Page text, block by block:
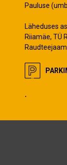
Pauluse
Läheduses
Riiamäe, TÜ
Raudteejaam
.